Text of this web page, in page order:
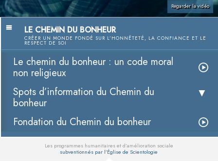
Regarder la vidéo
LE CHEMIN DU BONHEUR
CRÉER UN MONDE FONDÉ SUR L’HONNÊTETÉ, LA CONFIANCE ET LE
RESPECT DE SOI
Le chemin du bonheur : un code moral
non religieux
Spots d’information du Chemin du
bonheur
Fondation du Chemin du bonheur
Les programmes humanitaires et d’amélioration sociale
subventionnés par l’Église de Scientologie